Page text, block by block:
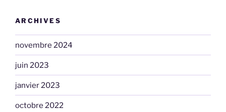
ARCHIVES
novembre 2024
juin 2023
janvier 2023
octobre 2022